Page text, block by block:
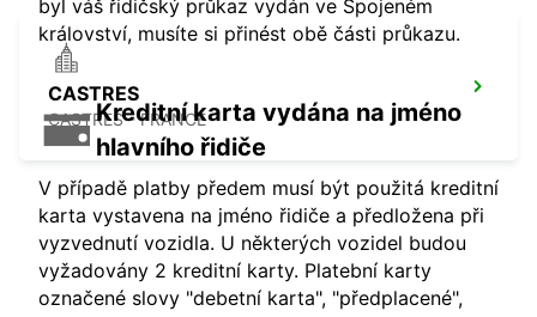
CASTRES
CASTRES - FRANCE
byl váš řidičský průkaz vydán ve Spojeném
království, musíte si přinést obě části průkazu.
Kreditní karta vydána na jméno
hlavního řidiče
V případě platby předem musí být použitá kreditní
karta vystavena na jméno řidiče a předložena při
vyzvednutí vozidla. U některých vozidel budou
vyžadovány 2 kreditní karty. Platební karty
označené slovy "debetní karta", "předplacené",